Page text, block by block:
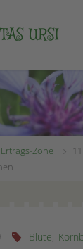
TAS URSI
Ertrags-Zone
Blüte,